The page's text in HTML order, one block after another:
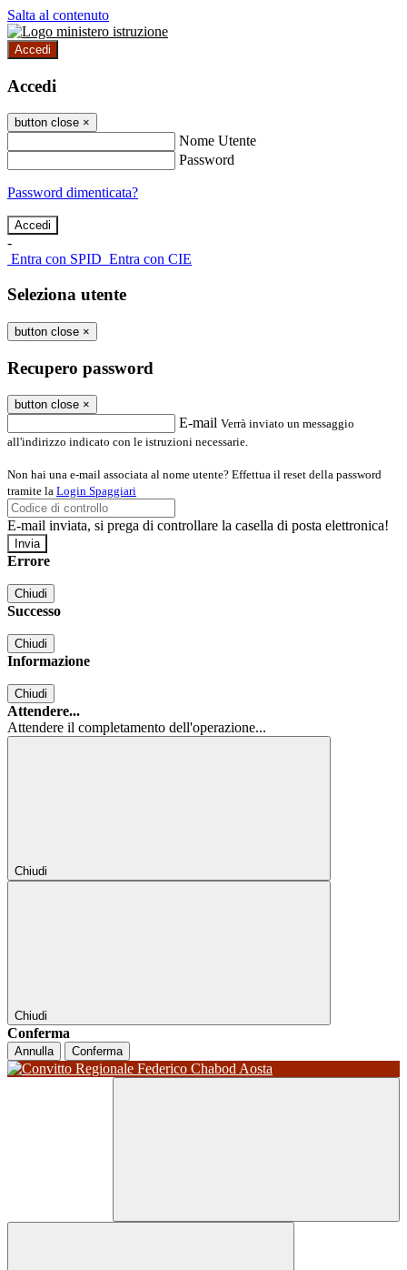
Salta al contenuto
Accedi
Accedi
button close ×
Nome Utente
Password
Password dimenticata?
-
Entra con SPID Entra con CIE
Seleziona utente
button close ×
Recupero password
button close ×
E-mail Verrà inviato un messaggio
all'indirizzo indicato con le istruzioni necessarie.
Non hai una e-mail associata al nome utente? Effettua il reset della password
tramite la Login Spaggiari
E-mail inviata, si prega di controllare la casella di posta elettronica!
Errore
Chiudi
Successo
Chiudi
Informazione
Chiudi
Attendere...
Attendere il completamento dell'operazione...
Chiudi
Chiudi
Conferma
Annulla Conferma